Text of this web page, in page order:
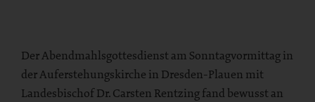
Der Abendmahlsgottesdienst am Sonntagvormittag in
der Auferstehungskirche in Dresden-Plauen mit
Landesbischof Dr. Carsten Rentzing fand bewusst an